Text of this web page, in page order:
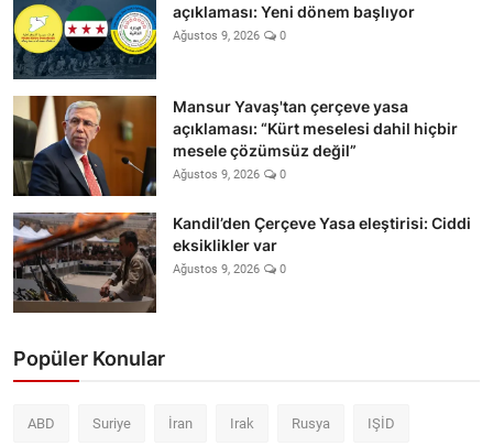
açıklaması: Yeni dönem başlıyor
Ağustos 9, 2026 0
Mansur Yavaş'tan çerçeve yasa
açıklaması: “Kürt meselesi dahil hiçbir
mesele çözümsüz değil”
Ağustos 9, 2026 0
Kandil’den Çerçeve Yasa eleştirisi: Ciddi
eksiklikler var
Ağustos 9, 2026 0
Popüler Konular
ABD Suriye İran Irak Rusya IŞİD